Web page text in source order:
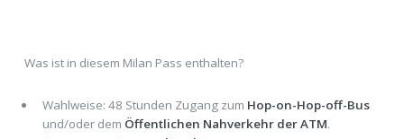
Was ist in diesem Milan Pass enthalten?
Wahlweise: 48 Stunden Zugang zum Hop-on-Hop-off-Bus
und/oder dem Öffentlichen Nahverkehr der ATM.